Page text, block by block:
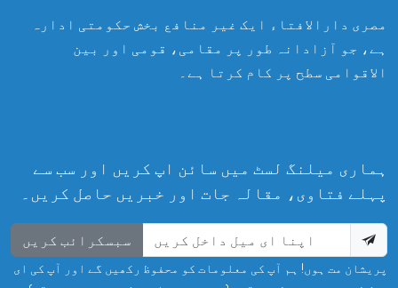
مصری دارالافتاء ایک غیر منافع بخش حکومتی ادارہ
ہے، جو آزادانہ طور پر مقامی، قومی اور بین
الاقوامی سطح پر کام کرتا ہے۔
ہماری میلنگ لسٹ میں سائن اپ کریں اور سب سے
پہلے فتاوی، مقالہ جات اور خبریں حاصل کریں۔
سبسکرائب کریں
پریشان مت ہوں! ہم آپ کی معلومات کو محفوظ رکھیں گے اور آپ کی ای